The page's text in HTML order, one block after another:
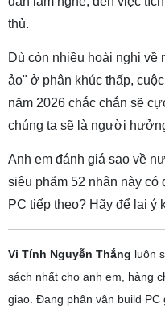
thủ.
Dù còn nhiều hoài nghi về
ảo" ở phân khúc thấp,
năm 2026 chắc chắn sẽ
chúng ta sẽ là người
Anh em đánh giá sao về
siêu phẩm 52 nhân này
PC tiếp theo? Hãy để lại ý
Vi Tính Nguyễn Thắng luôn
sách nhất cho anh em, hàng
giao. Đang phân vân build